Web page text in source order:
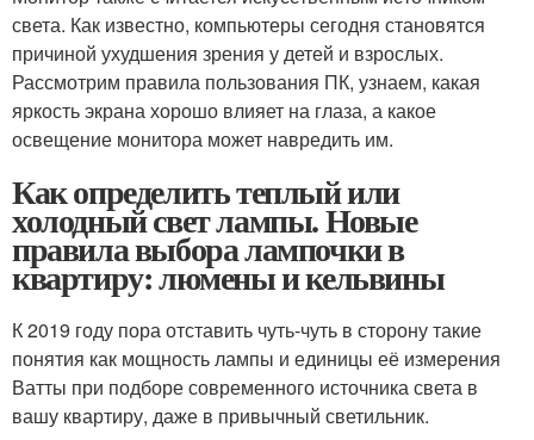
света. Как известно, компьютеры сегодня становятся
причиной ухудшения зрения у детей и взрослых.
Рассмотрим правила пользования ПК, узнаем, какая
яркость экрана хорошо влияет на глаза, а какое
освещение монитора может навредить им.
Как определить теплый или
холодный свет лампы. Новые
правила выбора лампочки в
квартиру: люмены и кельвины
К 2019 году пора отставить чуть-чуть в сторону такие
понятия как мощность лампы и единицы её измерения
Ватты при подборе современного источника света в
вашу квартиру, даже в привычный светильник.